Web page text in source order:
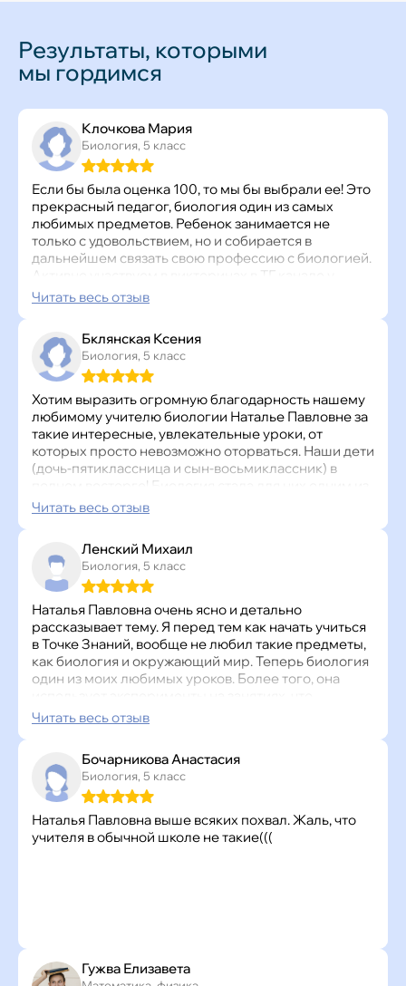
Результаты, которыми
мы гордимся
Клочкова Мария
Биология, 5 класс
Если бы была оценка 100, то мы бы выбрали ее! Это
прекрасный педагог, биология один из самых
любимых предметов. Ребенок занимается не
только с удовольствием, но и собирается в
дальнейшем связать свою профессию с биологией.
Активно участвуем в викторинах в ТГ канале у
педагога, изучаем всей семьей интересные
Читать весь отзыв
Бклянская Ксения
Биология, 5 класс
Хотим выразить огромную благодарность нашему
любимому учителю биологии Наталье Павловне за
такие интересные, увлекательные уроки, от
которых просто невозможно оторваться. Наши дети
(дочь-пятиклассница и сын-восьмиклассник) в
полном восторге! Биология стала для них одним из
любимых предметов. Спасибо большое за знания и
Читать весь отзыв
Ленский Михаил
Биология, 5 класс
Наталья Павловна очень ясно и детально
рассказывает тему. Я перед тем как начать учиться
в Точке Знаний, вообще не любил такие предметы,
как биология и окружающий мир. Теперь биология
один из моих любимых уроков. Более того, она
отсутствует в моей школе. Наталья Павловна
Читать весь отзыв
Бочарникова Анастасия
Биология, 5 класс
Наталья Павловна выше всяких похвал. Жаль, что
учителя в обычной школе не такие(((
Гужва Елизавета